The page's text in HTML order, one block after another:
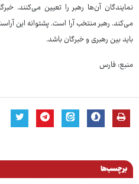
نمایندگان آن‌ها رهبر را تعیین می‌کنند.
می‌کند. رهبر منتخب آرا است. پشتوانه این
باید بین رهبری و خبرگان باشد.
منبع: فارس
برچسب‌ها